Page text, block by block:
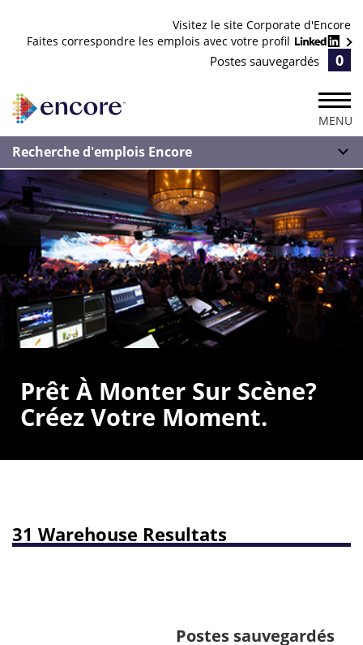
Visitez le site Corporate d'Encore
Faites correspondre les emplois avec votre profil
Postes sauvegardés 0
MENU
Recherche d'emplois Encore
Prêt À Monter Sur Scène?
Créez Votre Moment.
31 Warehouse Resultats
Postes sauvegardés